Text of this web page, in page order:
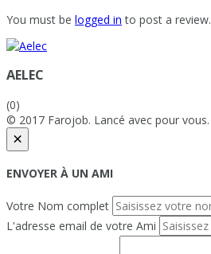
You must be logged in to post a review.
AELEC
(0)
© 2017 Farojob. Lancé avec pour vous.
×
ENVOYER À UN AMI
Votre Nom complet
L'adresse email de votre Ami